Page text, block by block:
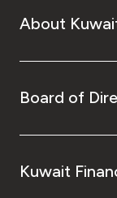
About
Board of
Kuwait